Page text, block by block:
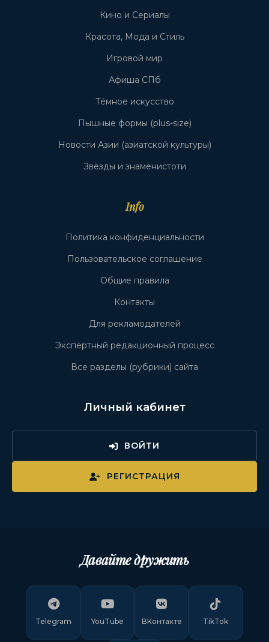
Кино и Сериалы
Красота, Мода и Стиль
Игровой мир
Афиша СПб
Тёмное искусство
Пышные формы (plus-size)
Новости Азии (азиатской культуры)
Звёзды и знаменистоти
Info
Политика конфиденциальности
Пользовательское соглашение
Общие правила
Контакты
Для рекламодателей
Экспертный редакционный процесс
Все разделы (рубрики) сайта
Личный кабинет
ВОЙТИ
РЕГИСТРАЦИЯ
Давайте дружить
Telegram YouTube ВКонтакте TikTok